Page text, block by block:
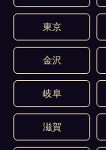
東京
金沢
岐阜
滋賀